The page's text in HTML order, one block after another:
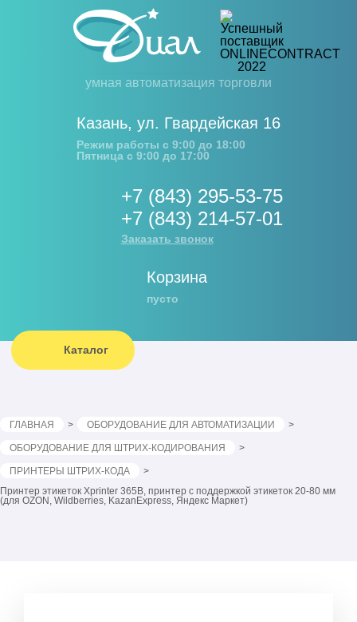
умная автоматизация торговли
Казань, ул. Гвардейская 16
Режим работы с 9:00 до 18:00
Пятница с 9:00 до 17:00
+7 (843) 295-53-75
+7 (843) 214-57-01
Заказать звонок
Корзина
пусто
Каталог
ГЛАВНАЯ ОБОРУДОВАНИЕ ДЛЯ АВТОМАТИЗАЦИИ
ОБОРУДОВАНИЕ ДЛЯ ШТРИХ-КОДИРОВАНИЯ
ПРИНТЕРЫ ШТРИХ-КОДА
Принтер этикеток Xprinter 365B, принтер с поддержкой этикеток 20-80 мм
(для OZON, Wildberries, KazanExpress, Яндекс Маркет)